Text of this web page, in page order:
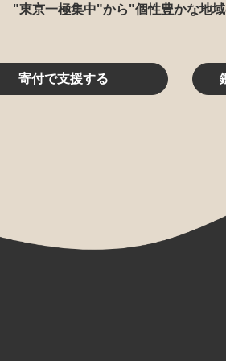
"東京一極集中"から"個性豊かな地
寄付で支援する